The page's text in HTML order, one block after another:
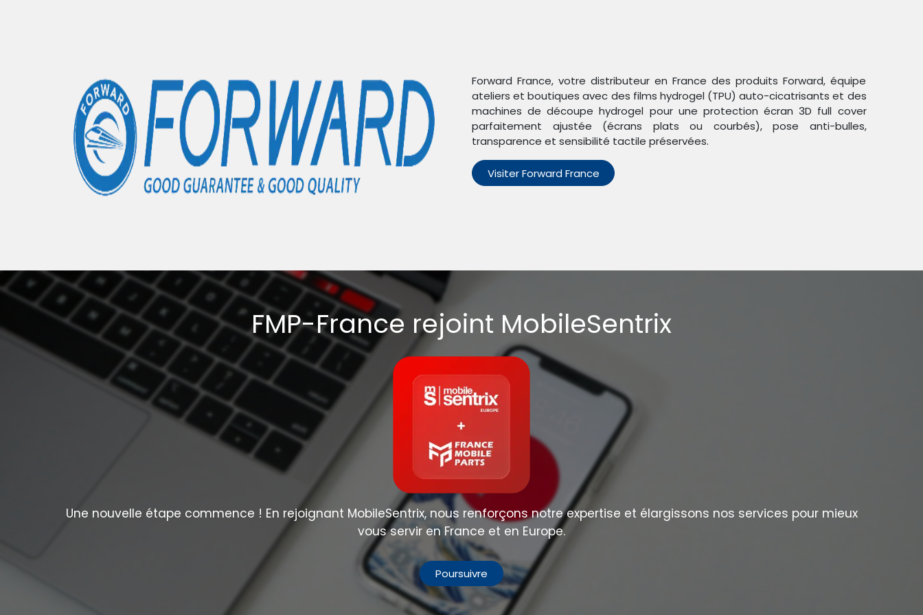
Accueil
Articles Honor X30- 0 éléments Trier par : Étiquettes
Forward France, votre distributeur en France des produits Forward, équipe
ateliers et boutiques avec des films hydrogel (TPU) auto-cicatrisants et des
machines de découpe hydrogel pour une protection écran 3D full cover
parfaitement ajustée (écrans plats ou courbés), pose anti-bulles,
transparence et sensibilité tactile préservées.
Visiter Forward France
FMP-France rejoint MobileSentrix
Une nouvelle étape commence ! En rejoignant MobileSentrix, nous renforçons notre expertise et élargissons nos services pour mieux
vous servir en France et en Europe.
Poursuivre